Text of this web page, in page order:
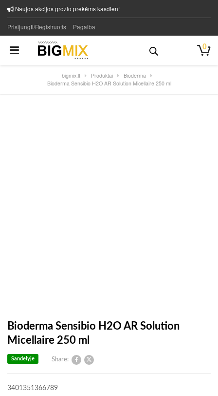
Naujos akcijos grožio prekėms kasdien!
Prisijungti/Registruotis Pagalba
0
bigmix.lt Produktai
Bioderma
Bioderma Sensibio H2O AR Solution Micellaire 250 ml
Bioderma Sensibio H2O AR Solution
Micellaire 250 ml
Share:
Sandelyje
3401351366789